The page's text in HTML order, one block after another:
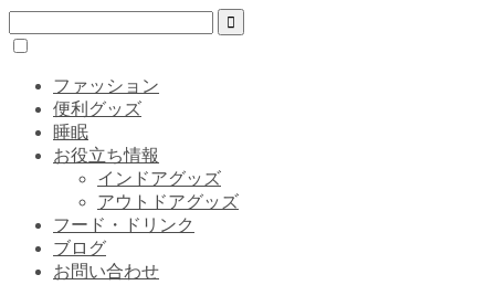
ファッション
便利グッズ
睡眠
お役立ち情報
インドアグッズ
アウトドアグッズ
フード・ドリンク
ブログ
お問い合わせ